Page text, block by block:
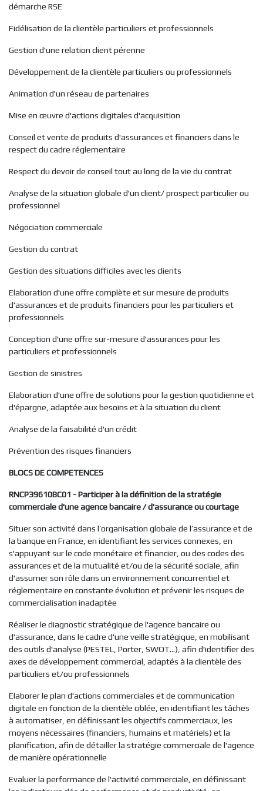
démarche RSE
Fidélisation de la clientèle particuliers et professionnels
Gestion d'une relation client pérenne
Développement de la clientèle particuliers ou professionnels
Animation d'un réseau de partenaires
Mise en œuvre d'actions digitales d'acquisition
Conseil et vente de produits d'assurances et financiers dans le
respect du cadre réglementaire
Respect du devoir de conseil tout au long de la vie du contrat
Analyse de la situation globale d'un client/ prospect particulier ou
professionnel
Négociation commerciale
Gestion du contrat
Gestion des situations difficiles avec les clients
Elaboration d'une offre complète et sur mesure de produits
d'assurances et de produits financiers pour les particuliers et
professionnels
Conception d'une offre sur-mesure d'assurances pour les
particuliers et professionnels
Gestion de sinistres
Elaboration d'une offre de solutions pour la gestion quotidienne et
d'épargne, adaptée aux besoins et à la situation du client
Analyse de la faisabilité d'un crédit
Prévention des risques financiers
BLOCS DE COMPETENCES
RNCP39610BC01 - Participer à la définition de la stratégie
commerciale d'une agence bancaire / d'assurance ou courtage
Situer son activité dans l’organisation globale de l’assurance et de
la banque en France, en identifiant les services connexes, en
s'appuyant sur le code monétaire et financier, ou des codes des
assurances et de la mutualité et/ou de la sécurité sociale, afin
d'assumer son rôle dans un environnement concurrentiel et
réglementaire en constante évolution et prévenir les risques de
commercialisation inadaptée
Réaliser le diagnostic stratégique de l'agence bancaire ou
d'assurance, dans le cadre d'une veille stratégique, en mobilisant
des outils d'analyse (PESTEL, Porter, SWOT...), afin d'identifier des
axes de développement commercial, adaptés à la clientèle des
particuliers et/ou professionnels
Elaborer le plan d'actions commerciales et de communication
digitale en fonction de la clientèle ciblée, en identifiant les tâches
à automatiser, en définissant les objectifs commerciaux, les
moyens nécessaires (financiers, humains et matériels) et la
planification, afin de détailler la stratégie commerciale de l'agence
de manière opérationnelle
Evaluer la performance de l'activité commerciale, en définissant